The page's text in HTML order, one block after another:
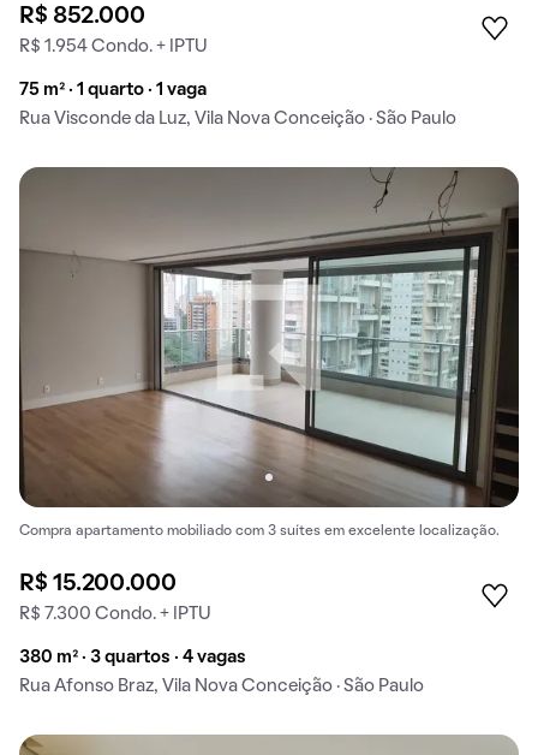
R$ 852.000
R$ 1.954 Condo. + IPTU
75 m² · 1 quarto · 1 vaga
Rua Visconde da Luz, Vila Nova Conceição · São Paulo
Compra apartamento mobiliado com 3 suítes em excelente localização.
R$ 15.200.000
R$ 7.300 Condo. + IPTU
380 m² · 3 quartos · 4 vagas
Rua Afonso Braz, Vila Nova Conceição · São Paulo